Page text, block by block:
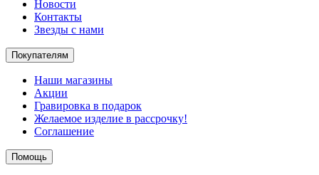
Новости
Контакты
Звезды с нами
Покупателям
Наши магазины
Акции
Гравировка в подарок
Желаемое изделие в рассрочку!
Соглашение
Помощь